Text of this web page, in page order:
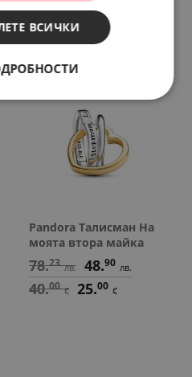
97.79 лв. 50.
Pandora Талисман На
моята втора майка
78.23 лв. 48.90 лв.
40.00 € 25.00 €
ВСИЧКИ